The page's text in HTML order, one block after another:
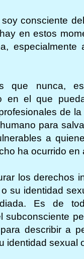
consciente
en estos
que nunca,
en el que
de
para
a
ha ocurrido
los derechos
su identidad
Es de
subconsciente
para describir a
identidad sexual